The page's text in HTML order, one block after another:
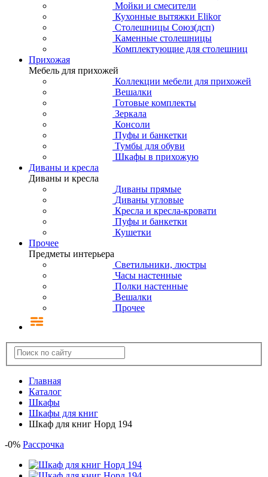
Мойки и смесители
Кухонные вытяжки Elikor
Столешницы Союз(дсп)
Каменные столешницы
Комплектующие для столешниц
Прихожая
Мебель для прихожей
Коллекции мебели для прихожей
Вешалки
Готовые комплекты
Зеркала
Консоли
Пуфы и банкетки
Тумбы для обуви
Шкафы в прихожую
Диваны и кресла
Диваны и кресла
Диваны прямые
Диваны угловые
Кресла и кресла-кровати
Пуфы и банкетки
Кушетки
Прочее
Предметы интерьера
Светильники, люстры
Часы настенные
Полки настенные
Вешалки
Прочее
Главная
Каталог
Шкафы
Шкафы для книг
Шкаф для книг Норд 194
-0% Рассрочка